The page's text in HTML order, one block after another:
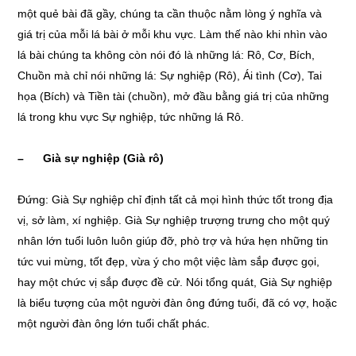
một quẻ bài đã gầy, chúng ta cần thuộc nằm lòng ý nghĩa và
giá trị của mỗi lá bài ở mỗi khu vực. Làm thế nào khi nhìn vào
lá bài chúng ta không còn nói đó là những lá: Rô, Cơ, Bích,
Chuồn mà chỉ nói những lá: Sự nghiệp (Rô), Ái tình (Cơ), Tai
họa (Bích) và Tiền tài (chuồn), mở đầu bằng giá trị của những
lá trong khu vực Sự nghiệp, tức những lá Rô.
– Già sự nghiệp (Già rô)
Đứng: Già Sự nghiệp chỉ định tất cả mọi hình thức tốt trong địa
vị, sở làm, xí nghiệp. Già Sự nghiệp trượng trưng cho một quý
nhân lớn tuổi luôn luôn giúp đỡ, phò trợ và hứa hẹn những tin
tức vui mừng, tốt đẹp, vừa ý cho một việc làm sắp được gọi,
hay một chức vị sắp được đề cử. Nói tổng quát, Già Sự nghiệp
là biểu tượng của một người đàn ông đứng tuổi, đã có vợ, hoặc
một người đàn ông lớn tuổi chất phác.